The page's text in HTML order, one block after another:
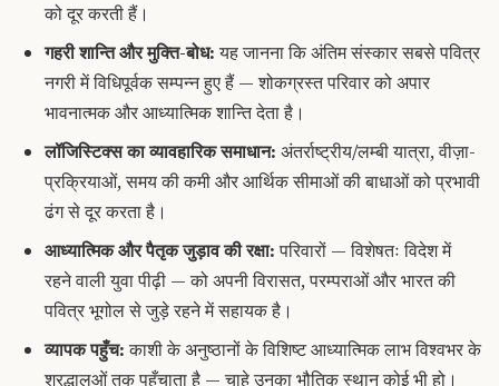
को दूर करती हैं।
गहरी शान्ति और मुक्ति-बोध:यह जानना कि अंतिम संस्कार सबसे पवित्र
नगरी में विधिपूर्वक सम्पन्न हुए हैं — शोकग्रस्त परिवार को अपार
भावनात्मक और आध्यात्मिक शान्ति देता है।
लॉजिस्टिक्स का व्यावहारिक समाधान: अंतर्राष्ट्रीय/लम्बी यात्रा, वीज़ा-
प्रक्रियाओं, समय की कमी और आर्थिक सीमाओं की बाधाओं को प्रभावी
ढंग से दूर करता है।
आध्यात्मिक और पैतृक जुड़ाव की रक्षा:परिवारों — विशेषतः विदेश में
रहने वाली युवा पीढ़ी — को अपनी विरासत, परम्पराओं और भारत की
पवित्र भूगोल से जुड़े रहने में सहायक है।
व्यापक पहुँच:काशी के अनुष्ठानों के विशिष्ट आध्यात्मिक लाभ विश्वभर के
श्रद्धालुओं तक पहुँचाता है — चाहे उनका भौतिक स्थान कोई भी हो।